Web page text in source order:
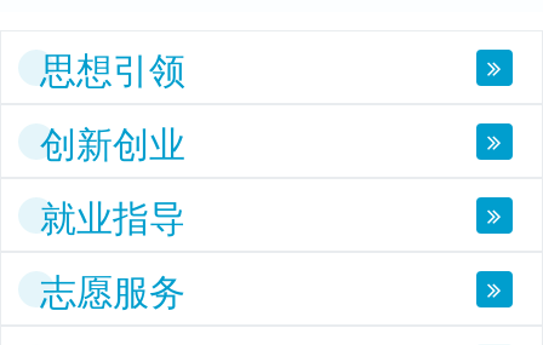
思想引领
创新创业
就业指导
志愿服务